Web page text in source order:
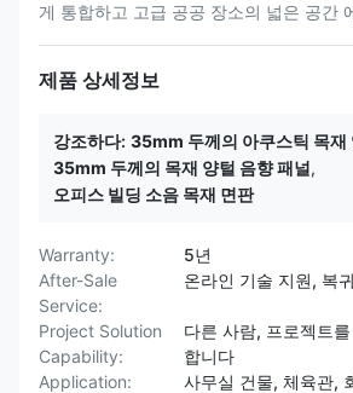
게 통합하고 고급 공공 장소의 넓은 공간
제품 상세정보
강조하다: 35mm 두께의 아쿠스틱 목재
35mm 두께의 목재 양털 음향 패널,
오피스 빌딩 소음 목재 면판
Warranty:
5년
After-Sale
Service:
온라인 기술 지원, 복
Project Solution
Capability:
다른 사람, 프로젝트
합니다
Application:
사무실 건물, 체육관,